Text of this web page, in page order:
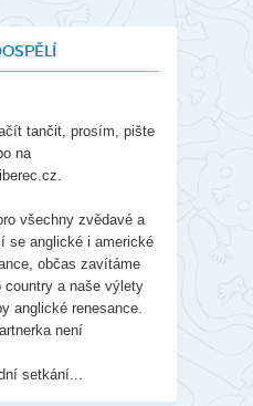
tančit, prosím, pište
na
všechny zvědavé a
se anglické i americké
občas zavítáme
country a naše výlety
anglické renesance.
není
setkání...